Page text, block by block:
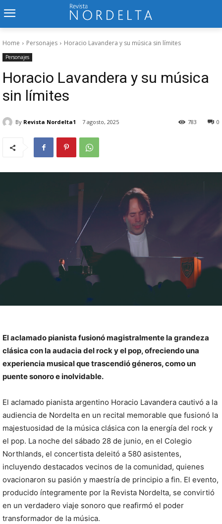
Home Personajes Horacio Lavandera y su música sin límites
Personajes
Horacio Lavandera y su música
sin límites
By Revista Nordelta1 7 agosto, 2025 0
783
El aclamado pianista fusionó magistralmente la grandeza
clásica con la audacia del rock y el pop, ofreciendo una
experiencia musical que trascendió géneros, como un
puente sonoro e inolvidable.
El aclamado pianista argentino Horacio Lavandera cautivó a la
audiencia de Nordelta en un recital memorable que fusionó la
majestuosidad de la música clásica con la energía del rock y
el pop. La noche del sábado 28 de junio, en el Colegio
Northlands, el concertista deleitó a 580 asistentes,
incluyendo destacados vecinos de la comunidad, quienes
ovacionaron su pasión y maestría de principio a fin. El evento,
producido íntegramente por la Revista Nordelta, se convirtió
en un verdadero viaje sonoro que reafirmó el poder
transformador de la música.